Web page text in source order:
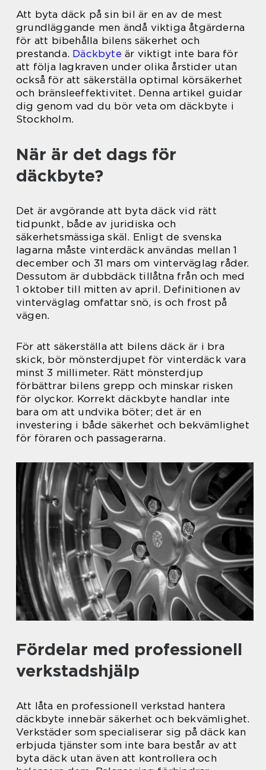
Att byta däck på sin bil är en av de mest
grundläggande men ändå viktiga åtgärderna
för att bibehålla bilens säkerhet och
prestanda. Däckbyte är viktigt inte bara för
att följa lagkraven under olika årstider utan
också för att säkerställa optimal körsäkerhet
och bränsleeffektivitet. Denna artikel guidar
dig genom vad du bör veta om däckbyte i
Stockholm.
När är det dags för
däckbyte?
Det är avgörande att byta däck vid rätt
tidpunkt, både av juridiska och
säkerhetsmässiga skäl. Enligt de svenska
lagarna måste vinterdäck användas mellan 1
december och 31 mars om vinterväglag råder.
Dessutom är dubbdäck tillåtna från och med
1 oktober till mitten av april. Definitionen av
vinterväglag omfattar snö, is och frost på
vägen.
För att säkerställa att bilens däck är i bra
skick, bör mönsterdjupet för vinterdäck vara
minst 3 millimeter. Rätt mönsterdjup
förbättrar bilens grepp och minskar risken
för olyckor. Korrekt däckbyte handlar inte
bara om att undvika böter; det är en
investering i både säkerhet och bekvämlighet
för föraren och passagerarna.
Fördelar med professionell
verkstadshjälp
Att låta en professionell verkstad hantera
däckbyte innebär säkerhet och bekvämlighet.
Verkstäder som specialiserar sig på däck kan
erbjuda tjänster som inte bara består av att
byta däck utan även att kontrollera och